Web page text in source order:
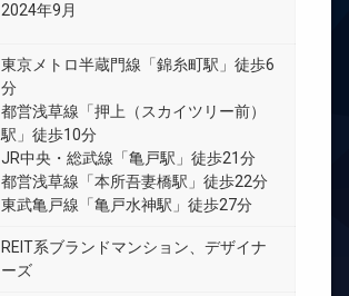
2024年9月
東京メトロ半蔵門線「錦糸町駅」徒歩6
分
都営浅草線「押上（スカイツリー前）
駅」徒歩10分
JR中央・総武線「亀戸駅」徒歩21分
都営浅草線「本所吾妻橋駅」徒歩22分
東武亀戸線「亀戸水神駅」徒歩27分
REIT系ブランドマンション、デザイナ
ーズ